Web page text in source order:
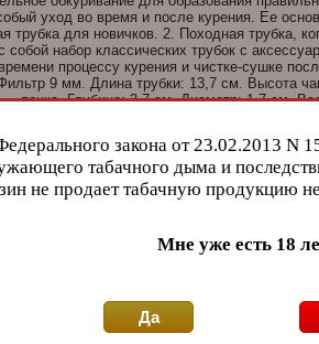
уход во время и после курения. Ее
трубка для новичков. 2. Походная трубка,
собой набор классических трубок с
процессу курения и чистке-сушке
9 мм. Длина трубки: 13,7 см. Высота
пенка. Глубина: 3,7 см. Диаметр: 1,7 см.
закона от 23.02.2013 N
табачного дыма и
не продает табачную продукцию
Мне уже есть 18
Да